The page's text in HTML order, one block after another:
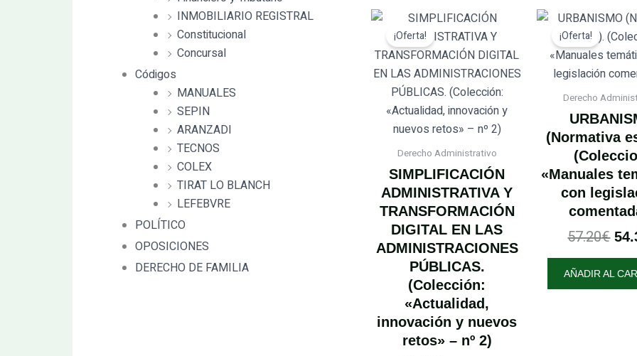
INMOBILIARIO REGISTRAL
Constitucional
Concursal
Códigos
MANUALES
SEPIN
ARANZADI
TECNOS
COLEX
TIRAT LO BLANCH
LEFEBVRE
POLÍTICO
OPOSICIONES
DERECHO DE FAMILIA
¡Oferta!
Derecho Administrativo
SIMPLIFICACIÓN
ADMINISTRATIVA Y
TRANSFORMACIÓN
DIGITAL EN LAS
ADMINISTRACIONES
PÚBLICAS.
(Colección:
«Actualidad,
innovación y nuevos
retos» – nº 2)
El
precio
original
era:
36.40€.
El
precio
actual
es:
34.58€.
¡Oferta!
Derecho
(Normativa
«Manuales
con
57.20€
El
AÑADIR AL